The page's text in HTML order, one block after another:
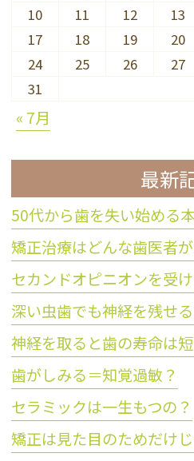
10
11 12 13
17
18 19 20
24
25 26 27
31
« 7月
最新
50代から歯を失い始める
セカンドオピニオンを受
深い虫歯でも神経を残せ
神経を取ると歯の寿命は
歯がしみる＝知覚過敏？
セラミックは一生もつの？